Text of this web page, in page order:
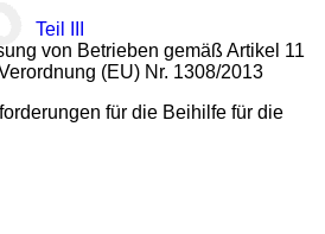
Teil III
von Betrieben gemäß Artikel 11
(EU) Nr. 1308/2013
für die Beihilfe für die